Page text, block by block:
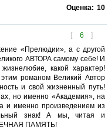
Оценка: 10
[ 6 ]
«Прелюдии», а с другой
АВТОРА самому себе! И
какой характер!
романом Великий Автор
и свой жизненный путь!
но именно «Академия», на
и именно произведением из
знак! А мы, читая и
ВЕЧНАЯ ПАМЯТЬ!